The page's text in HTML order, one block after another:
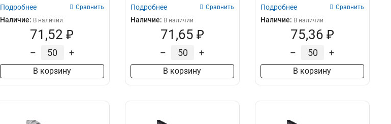
Подробнее Сравнить
Наличие: В наличии
71,52 ₽
– +
В корзину
Подробнее Сравнить
Наличие: В наличии
71,65 ₽
– +
В корзину
Подробнее Сравнить
Наличие: В наличии
75,36 ₽
– +
В корзину